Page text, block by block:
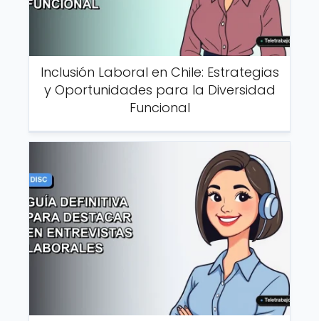
Inclusión Laboral en Chile: Estrategias
y Oportunidades para la Diversidad
Funcional